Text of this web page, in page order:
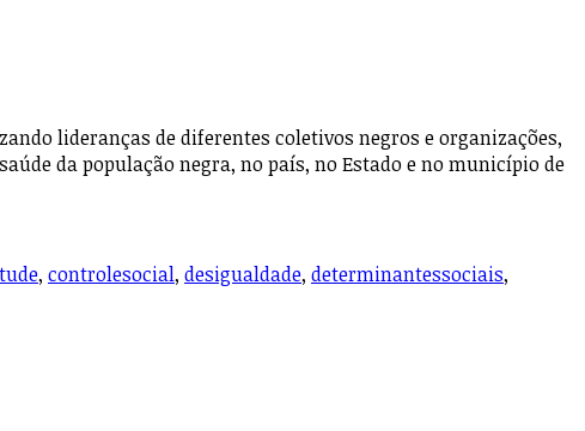
lideranças de diferentes coletivos negros e organizações,
da população negra, no país, no Estado e no município de
, controlesocial, desigualdade, determinantessociais,